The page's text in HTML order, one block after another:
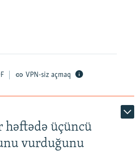
VPN-siz açmaq
həftədə üçüncü
vurduğunu